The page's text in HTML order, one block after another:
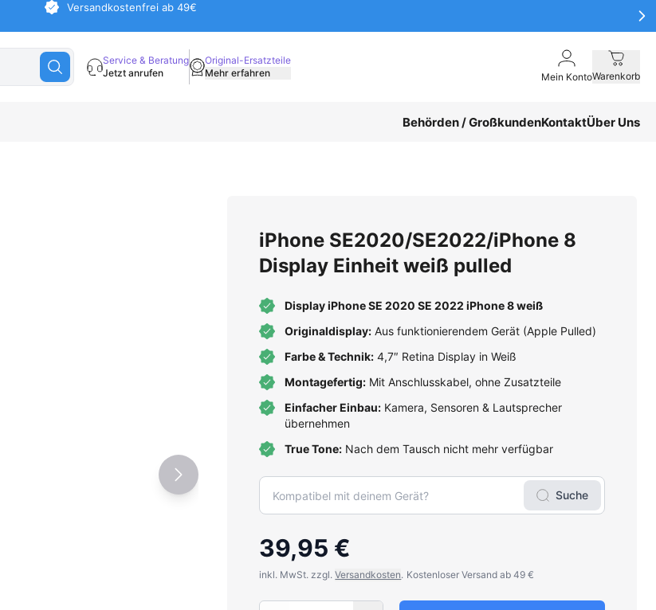
Versandkostenfrei ab 49€
Service & Beratung
Jetzt anrufen
Original-Ersatzteile
Mehr erfahren
Mein KontoWarenkorb
Behörden / GroßkundenKontaktÜber Uns
iPhone SE2020/SE2022/iPhone 8
Display Einheit weiß pulled
Display iPhone SE 2020 SE 2022 iPhone 8 weiß
Originaldisplay: Aus funktionierendem Gerät (Apple Pulled)
Farbe & Technik: 4,7″ Retina Display in Weiß
Montagefertig: Mit Anschlusskabel, ohne Zusatzteile
Einfacher Einbau: Kamera, Sensoren & Lautsprecher
übernehmen
True Tone: Nach dem Tausch nicht mehr verfügbar
Suche
39,95 €
inkl. MwSt. zzgl.Versandkosten. Kostenloser Versand ab 49 €